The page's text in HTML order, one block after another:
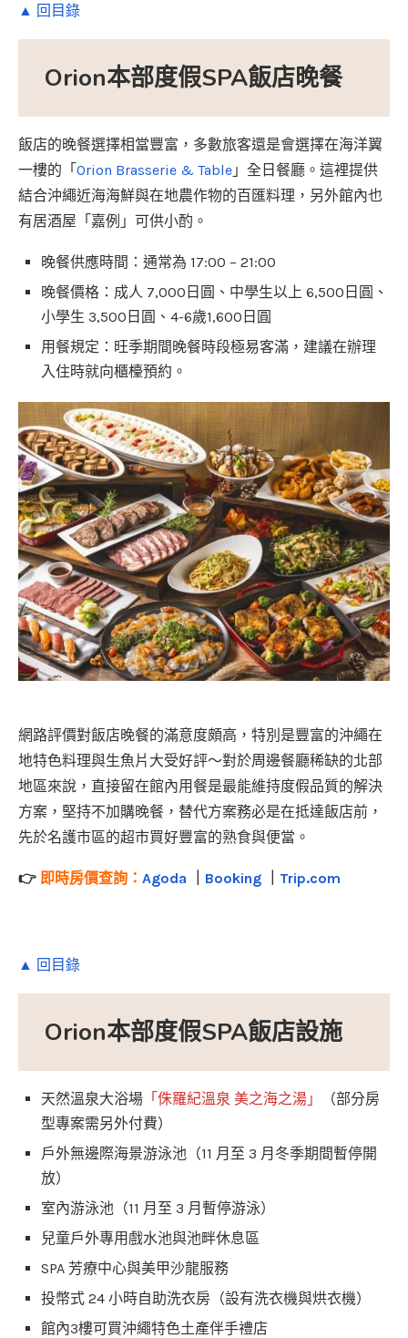
▲ 回目錄
Orion本部度假SPA飯店晚餐
飯店的晚餐選擇相當豐富，多數旅客還是會選擇在海洋翼
一樓的「 Orion Brasserie & Table 」全日餐廳。這裡提供
結合沖繩近海海鮮與在地農作物的百匯料理，另外館內也
有居酒屋「嘉例」可供小酌。
晚餐供應時間：通常為 17:00 – 21:00
晚餐價格：成人 7,000日圓、中學生以上 6,500日圓、
小學生 3,500日圓、4-6歲1,600日圓
用餐規定：旺季期間晚餐時段極易客滿，建議在辦理
入住時就向櫃檯預約。
網路評價對飯店晚餐的滿意度頗高，特別是豐富的沖繩在
地特色料理與生魚片大受好評～對於周邊餐廳稀缺的北部
地區來說，直接留在館內用餐是最能維持度假品質的解決
方案，堅持不加購晚餐，替代方案務必是在抵達飯店前，
先於名護市區的超市買好豐富的熟食與便當。
👉 即時房價查詢： Agoda Booking Trip.com
▲ 回目錄
Orion本部度假SPA飯店設施
天然溫泉大浴場 「侏羅紀溫泉 美之海之湯」
（部分房
型專案需另外付費）
戶外無邊際海景游泳池（11 月至 3 月冬季期間暫停開
放）
室內游泳池（11 月至 3 月暫停游泳）
兒童戶外專用戲水池與池畔休息區
SPA 芳療中心與美甲沙龍服務
投幣式 24 小時自助洗衣房（設有洗衣機與烘衣機）
館內3樓可買沖繩特色土產伴手禮店